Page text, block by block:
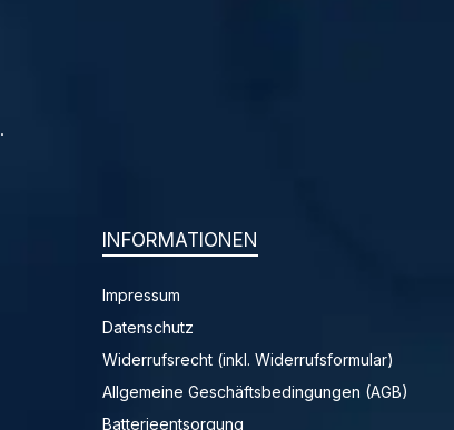
.
INFORMATIONEN
Impressum
Datenschutz
Widerrufsrecht (inkl. Widerrufsformular)
Allgemeine Geschäftsbedingungen (AGB)
Batterieentsorgung